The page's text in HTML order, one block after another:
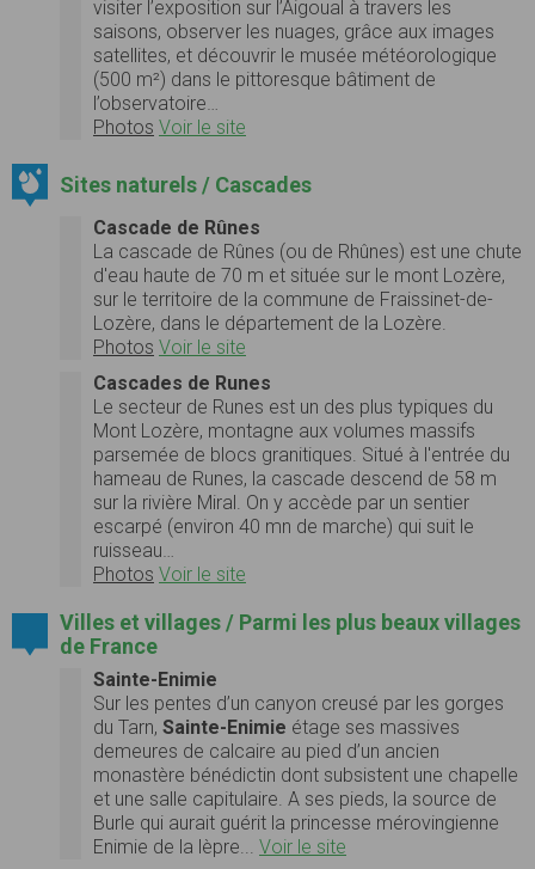
visiter l’exposition sur l’Aigoual à travers les
saisons, observer les nuages, grâce aux images
satellites, et découvrir le musée météorologique
(500 m²) dans le pittoresque bâtiment de
l’observatoire…
Photos Voir le site
Sites naturels / Cascades
Cascade de Rûnes
La cascade de Rûnes (ou de Rhûnes) est une chute
d'eau haute de 70 m et située sur le mont Lozère,
sur le territoire de la commune de Fraissinet-de-
Lozère, dans le département de la Lozère.
Photos Voir le site
Cascades de Runes
Le secteur de Runes est un des plus typiques du
Mont Lozère, montagne aux volumes massifs
parsemée de blocs granitiques. Situé à l'entrée du
hameau de Runes, la cascade descend de 58 m
sur la rivière Miral. On y accède par un sentier
escarpé (environ 40 mn de marche) qui suit le
ruisseau…
Photos Voir le site
Villes et villages / Parmi les plus beaux villages
de France
Sainte-Enimie
Sur les pentes d’un canyon creusé par les gorges
du Tarn, Sainte-Enimie étage ses massives
demeures de calcaire au pied d’un ancien
monastère bénédictin dont subsistent une chapelle
et une salle capitulaire. A ses pieds, la source de
Burle qui aurait guérit la princesse mérovingienne
Enimie de la lèpre... Voir le site